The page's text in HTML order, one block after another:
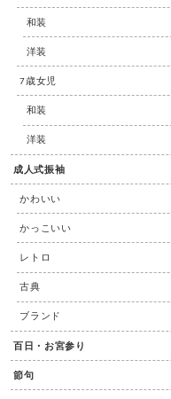
和装
洋装
7歳女児
和装
洋装
成人式振袖
かわいい
かっこいい
レトロ
古典
ブランド
百日・お宮参り
節句